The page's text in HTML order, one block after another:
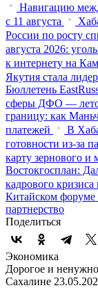
Навигацию
с 11 августа
России по росту
августа 2026:
к интернету на
Якутия стала
Бюллетень
сферы ДФО —
границу: как
платежей
В
готовности из‑за
карту зернового и
Востокгосплан:
кадрового кризиса
Китайском форуме
партнерство
Поделиться
Экономика
Дорогое и
Сахалине